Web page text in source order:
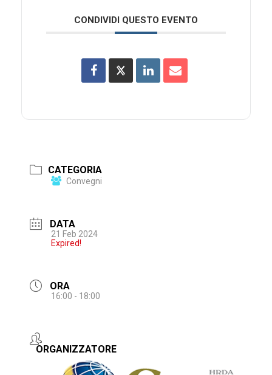
CONDIVIDI QUESTO EVENTO
CATEGORIA
Convegni
DATA
21 Feb 2024
Expired!
ORA
16:00 - 18:00
ORGANIZZATORE